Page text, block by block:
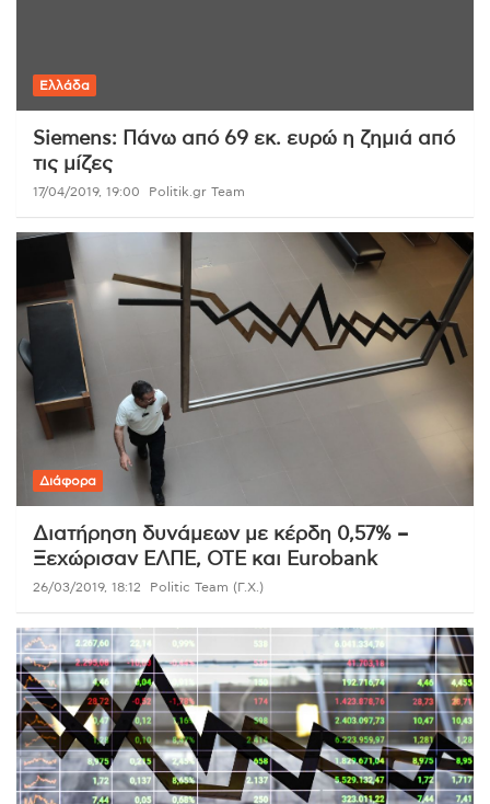
Ελλάδα
Siemens: Πάνω από 69 εκ. ευρώ η ζημιά από
τις μίζες
17/04/2019, 19:00 Politik.gr Team
Διάφορα
Διατήρηση δυνάμεων με κέρδη 0,57% –
Ξεχώρισαν ΕΛΠΕ, ΟΤΕ και Eurobank
26/03/2019, 18:12 Politic Team (Γ.Χ.)